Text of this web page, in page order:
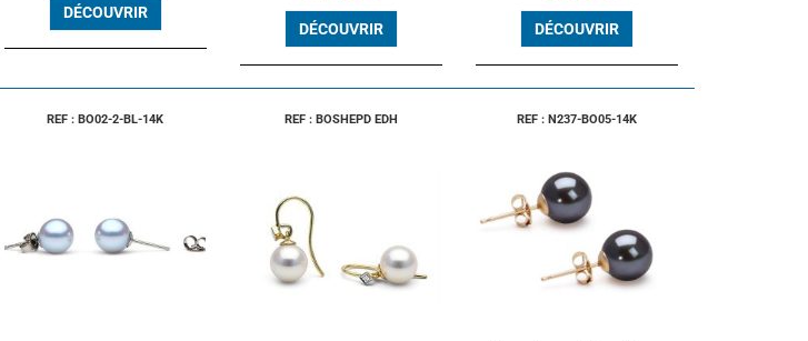
DÉCOUVRIR
DÉCOUVRIR DÉCOUVRIR
REF : BO02-2-BL-14K REF : BOSHEPD EDH REF : N237-BO05-14K